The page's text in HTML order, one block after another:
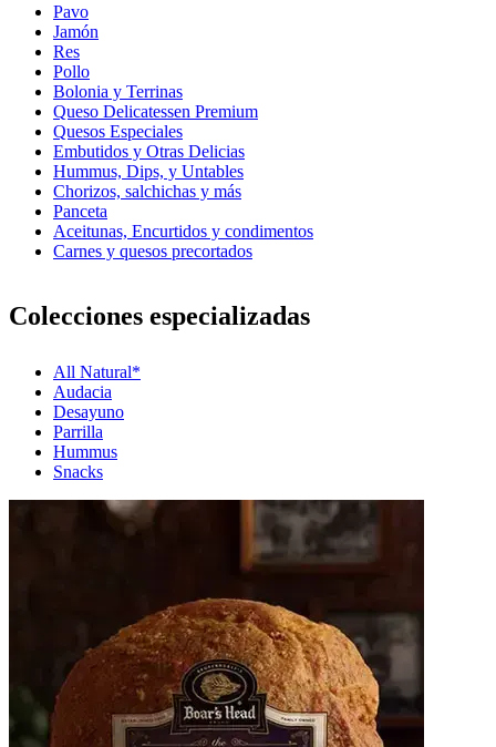
Pavo
Jamón
Res
Pollo
Bolonia y Terrinas
Queso Delicatessen Premium
Quesos Especiales
Embutidos y Otras Delicias
Hummus, Dips, y Untables
Chorizos, salchichas y más
Panceta
Aceitunas, Encurtidos y condimentos
Carnes y quesos precortados
Colecciones especializadas
All Natural*
Audacia
Desayuno
Parrilla
Hummus
Snacks